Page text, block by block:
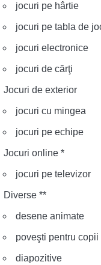
jocuri pe hârtie
jocuri pe tabla de
jocuri electronice
jocuri de cărţi
Jocuri de exterior
jocuri cu mingea
jocuri pe echipe
Jocuri online *
jocuri pe televizor
Diverse **
desene animate
poveşti pentru copii
diapozitive